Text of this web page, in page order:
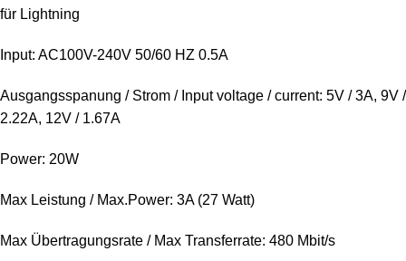
für Lightning
Input: AC100V-240V 50/60 HZ 0.5A
Ausgangsspanung / Strom / Input voltage / current: 5V / 3A, 9V /
2.22A, 12V / 1.67A
Power: 20W
Max Leistung / Max.Power: 3A (27 Watt)
Max Übertragungsrate / Max Transferrate: 480 Mbit/s